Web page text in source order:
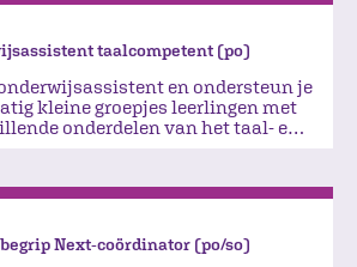
taalcompetent (po)
en ondersteun je
kleine groepjes leerlingen met
onderdelen van het taal- en
Next-coördinator (po/so)